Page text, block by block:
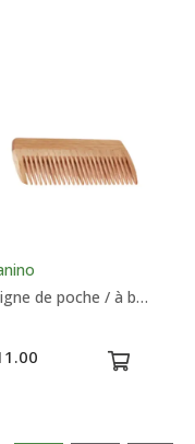
Peigne de poche / à barbe en hêtre 9 cm